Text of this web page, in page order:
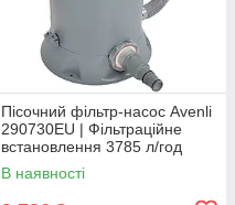
Пісочний фільтр-насос Avenli
290730EU | Фільтраційне
встановлення 3785 л/год
В наявності